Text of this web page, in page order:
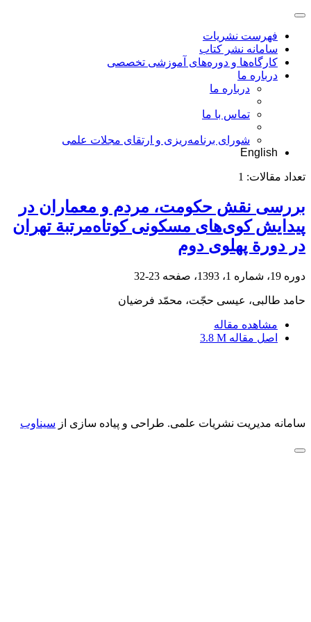
فهرست نشریات
سامانه نشر کتاب
کارگاه‌ها و دوره‌های آموزشی تخصصی
درباره ما
درباره ما
تماس با ما
شورای برنامه‌ریزی و ارتقای مجلات علمی
English
تعداد مقالات: 1
بررسی نقش حکومت، مردم و معماران در
پیدایش کوی‌های مسکونی کوتاه‌مرتبة تهران
در دورة پهلوی دوم
دوره 19، شماره 1، 1393، صفحه 23-32
حامد طالبی، عیسی حجّت، محمّد فرضیان
مشاهده مقاله
اصل مقاله 3.8 M
سامانه مدیریت نشریات علمی. طراحی و پیاده سازی از سیناوب